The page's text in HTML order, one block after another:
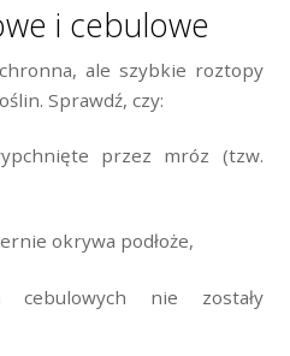
i cebulowe
ale szybkie roztopy
Sprawdź, czy:
przez mróz (tzw.
okrywa podłoże,
cebulowych nie zostały